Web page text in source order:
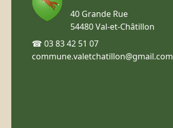
40 Grande Rue
54480 Val-et-Châtillon
☎ 03 83 42 51 07
commune.valetchatillon@gmail.com